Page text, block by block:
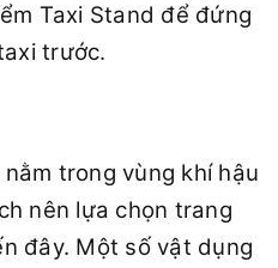
Taxi Stand để đứng
trước.
trong vùng khí hậu
nên lựa chọn trang
đây. Một số vật dụng